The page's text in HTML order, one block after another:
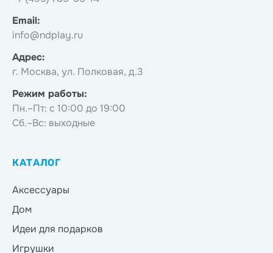
Email:
info@ndplay.ru
Адрес:
г. Москва, ул. Полковая, д.3
Режим работы:
Пн.–Пт: с 10:00 до 19:00
Сб.–Вс: выходные
КАТАЛОГ
Аксессуары
Дом
Идеи для подарков
Игрушки